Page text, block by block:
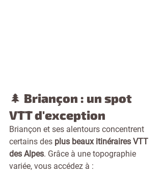
🌲 Briançon : un spot
VTT d'exception
Briançon et ses alentours concentrent
certains des plus beaux itinéraires VTT
des Alpes. Grâce à une topographie
variée, vous accédez à :